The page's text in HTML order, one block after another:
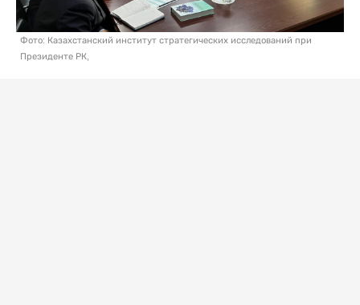
Фото: Казахстанский институт стратегических исследований при
Президенте РК,